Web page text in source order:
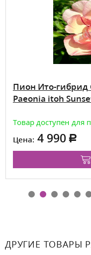
Пион Ито-гибрид
Paeonia itoh
Товар доступен для
Цена: 4 990
ДРУГИЕ ТОВАРЫ